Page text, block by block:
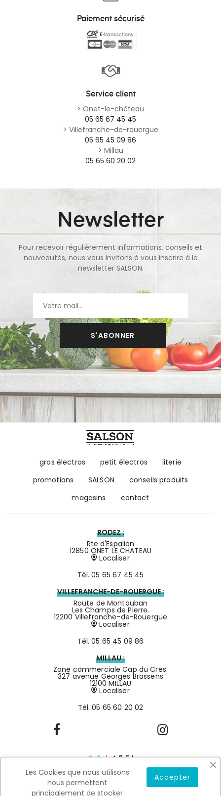
Paiement sécurisé
Service client
> Onet-le-château
05 65 67 45 45
> Villefranche-de-rouergue
05 65 45 09 86
> Millau
05 65 60 20 02
Newsletter
Pour recevoir régulièrement informations, conseils et
nouveautés, nous vous invitons à vous inscrire à la
newsletter SALSON.
S'ABONNER
gros électros petit électros
literie
promotions
SALSON
conseils produits
magasins
contact
RODEZ :
Rte d'Espalion
12850 ONET LE CHATEAU
Localiser
Tél.05 65 67 45 45
VILLEFRANCHE-DE-ROUERGUE :
Route de Montauban
Les Champs de Pierre.
12200 Villefranche-de-Rouergue
Localiser
Tél.05 65 45 09 86
MILLAU :
Zone commerciale Cap du Cres.
327 avenue Georges Brassens
12100 MILLAU
Localiser
Tél.05 65 60 20 02
Les Cookies que nous utilisons
nous permettent
principalement de stocker
Accepter